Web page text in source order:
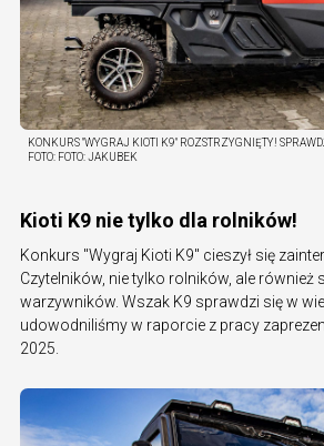
KONKURS "WYGRAJ KIOTI K9" ROZSTRZYGNIĘTY!
FOTO: FOTO: JAKUBEK
Kioti K9 nie tylko dla rolników!
Konkurs "Wygraj Kioti K9" cieszył się
Czytelników, nie tylko rolników, ale również
warzywników. Wszak K9 sprawdzi się w
udowodniliśmy w raporcie z pracy
2025.